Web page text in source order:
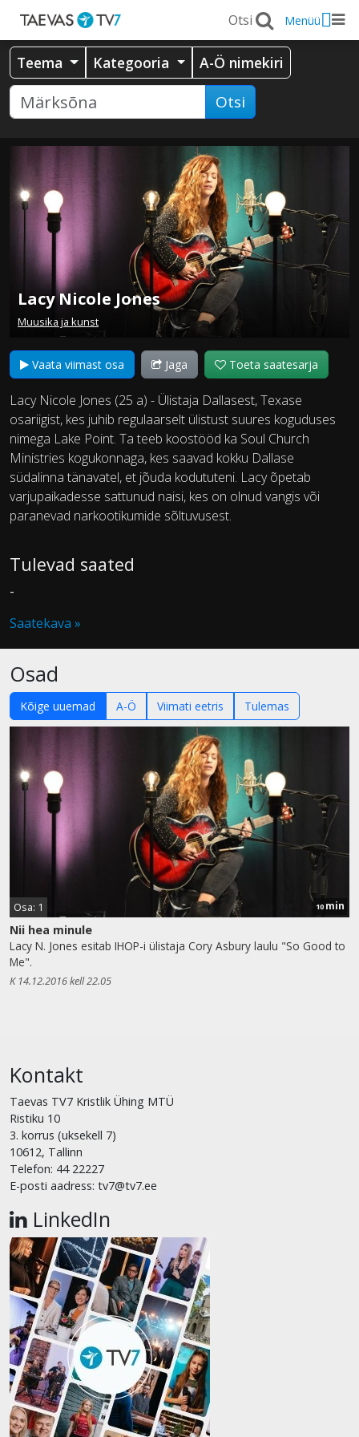
Menüü
Teema Kategooria A-Ö nimekiri
Otsi
Lacy Nicole Jones
Muusika ja kunst
Vaata viimast osa Jaga Toeta saatesarja
Lacy Nicole Jones (25 a) - Ülistaja Dallasest, Texase
osariigist, kes juhib regulaarselt ülistust suures koguduses
nimega Lake Point. Ta teeb koostööd ka Soul Church
Ministries kogukonnaga, kes saavad kokku Dallase
südalinna tänavatel, et jõuda kodututeni. Lacy õpetab
varjupaikadesse sattunud naisi, kes on olnud vangis või
paranevad narkootikumide sõltuvusest.
Tulevad saated
-
Saatekava »
Osad
Kõige uuemad A-Ö Viimati eetris Tulemas
Osa: 1 10 min
Nii hea minule
Lacy N. Jones esitab IHOP-i ülistaja Cory Asbury laulu "So Good to
Me".
K 14.12.2016 kell 22.05
Kontakt
Taevas TV7 Kristlik Ühing MTÜ
Ristiku 10
3. korrus (uksekell 7)
10612, Tallinn
Telefon: 44 22227
E-posti aadress: tv7@tv7.ee
LinkedIn